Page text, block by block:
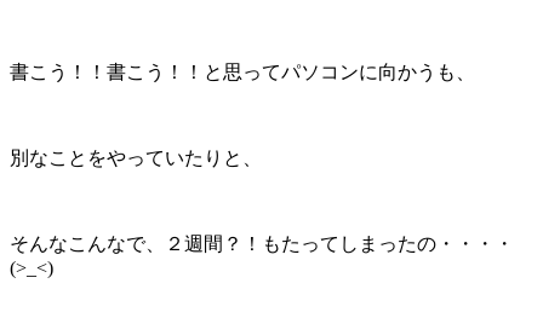
書こう！！書こう！！と思ってパソコンに向かうも、
別なことをやっていたりと、
そんなこんなで、２週間？！もたってしまったの・・・・
(>_<)